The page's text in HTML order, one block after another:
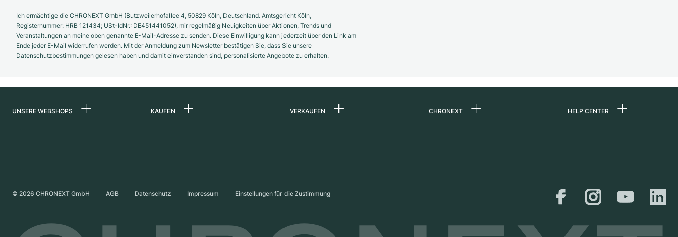
Ich ermächtige die CHRONEXT GmbH (Butzweilerhofallee 4, 50829 Köln, Deutschland. Amtsgericht Köln,
Registernummer: HRB 121434; USt-IdNr.: DE451441052), mir regelmäßig Neuigkeiten über Aktionen, Trends und
Veranstaltungen an meine oben genannte E-Mail-Adresse zu senden. Diese Einwilligung kann jederzeit über den Link am
Ende jeder E-Mail widerrufen werden. Mit der Anmeldung zum Newsletter bestätigen Sie, dass Sie unsere
Datenschutzbestimmungen gelesen haben und damit einverstanden sind, personalisierte Angebote zu erhalten.
UNSERE WEBSHOPS KAUFEN VERKAUFEN CHRONEXT HELP CENTER
Versand &
Rückgaberecht
© 2026 CHRONEXT GmbH AGB Datenschutz Impressum Einstellungen für die Zustimmung